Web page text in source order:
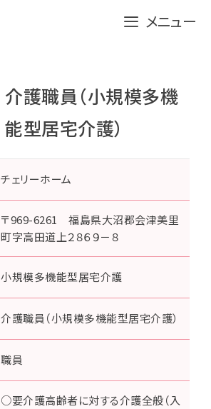
メニュー
介護職員（小規模多機
能型居宅介護）
チェリーホーム
〒969-6261 福島県大沼郡会津美里
町字高田道上２８６９－８
小規模多機能型居宅介護
介護職員（小規模多機能型居宅介護）
職員
○要介護高齢者に対する介護全般（入